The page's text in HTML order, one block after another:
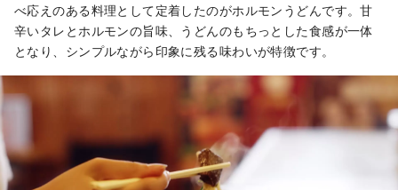
べ応えのある料理として定着したのがホルモンうどんです。甘
辛いタレとホルモンの旨味、うどんのもちっとした食感が一体
となり、シンプルながら印象に残る味わいが特徴です。